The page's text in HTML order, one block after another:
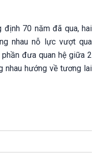
định 70 năm đã qua, hai
nhau nỗ lực vượt qua
đưa quan hệ giữa 2
nhau hướng về tương lai